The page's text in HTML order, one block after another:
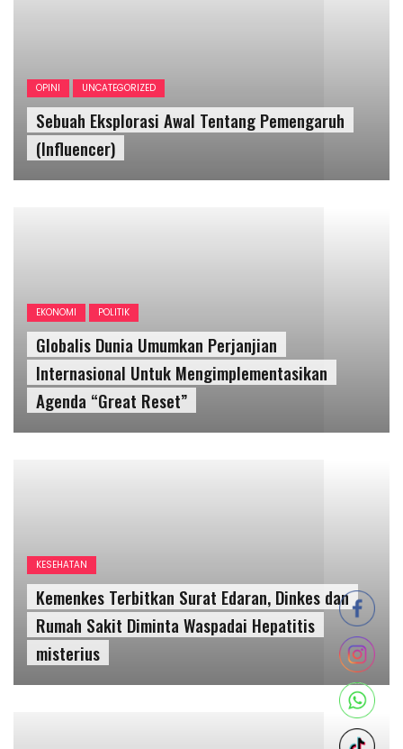
EKONOMI POLITIK
Globalis Dunia Umumkan Perjanjian
Internasional Untuk Mengimplementasikan
KESEHATAN
Kemenkes Terbitkan Surat Edaran, Dinkes dan
Rumah Sakit Diminta Waspadai Hepatitis
EKONOMI
Larangan Ekspor Tidak Otomatis Menurunkan